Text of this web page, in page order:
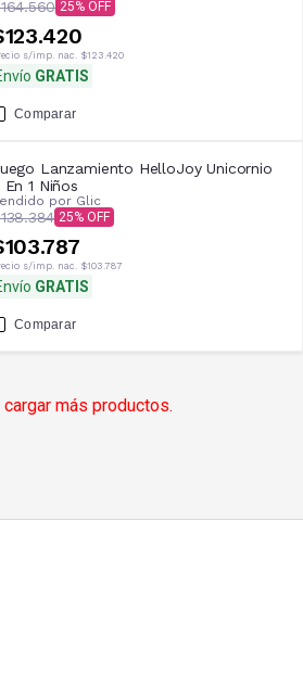
25
s/imp. nac. $123.420
GRATIS
Comparar
Lanzamiento HelloJoy Unicornio
En 1 Niños
por Glic
25
s/imp. nac. $103.787
GRATIS
Comparar
cargar más productos.